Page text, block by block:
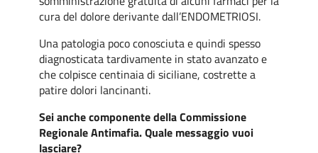
cura del dolore derivante dall’ENDOMETRIOSI.
Una patologia poco conosciuta e quindi spesso
diagnosticata tardivamente in stato avanzato e
che colpisce centinaia di siciliane, costrette a
patire dolori lancinanti.
Sei anche componente della Commissione
Regionale Antimafia. Quale messaggio vuoi
lasciare?